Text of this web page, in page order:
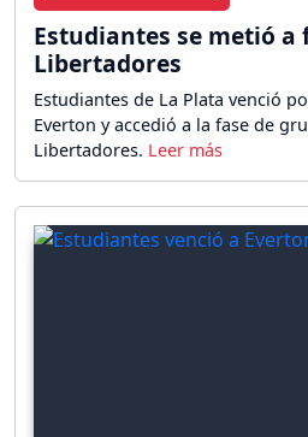
Estudiantes se metió a
Libertadores
Estudiantes de La Plata venció
Everton y accedió a la fase de
Libertadores.